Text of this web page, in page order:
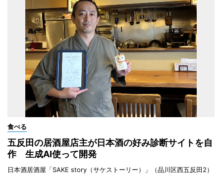
食べる
五反田の居酒屋店主が日本酒の好み診断サイトを自
作 生成AI使って開発
日本酒居酒屋「SAKE story（サケストーリー）」（品川区西五反田2）